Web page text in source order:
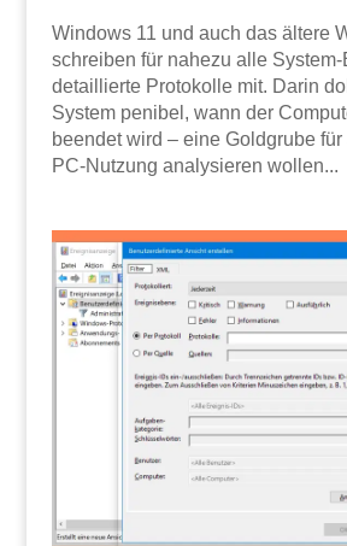
Windows 11 und auch das ältere
schreiben für nahezu alle
detaillierte Protokolle mit. Darin
System penibel, wann der
beendet wird – eine Goldgrube
PC-Nutzung analysieren wollen...